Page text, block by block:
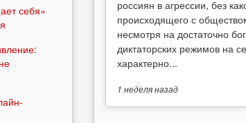
россиян в агрессии, без
происходящего с
несмотря на достаточно
диктаторских режимов на
характерно...
1 неделяназад
себя»